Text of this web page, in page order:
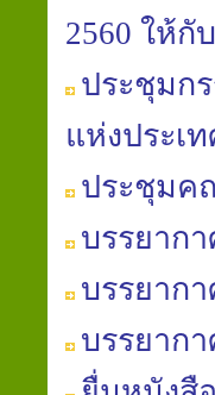
2560 ให้กั
ประชุมก
แห่งประเ
ประชุมค
บรรยาก
บรรยาก
บรรยาก